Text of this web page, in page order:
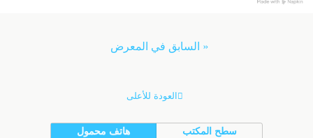
« السابق في المعرض
العودة للأعلى
هاتف محمول سطح المكتب